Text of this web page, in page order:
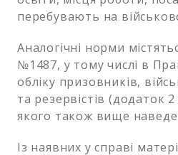
перебувають на
Аналогічні норми
№1487, у тому числі в
обліку призовників,
та резервістів (додаток
якого також вище
Із наявних у справі